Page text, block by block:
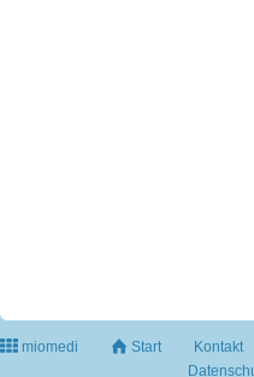
miomedi Start Kontakt